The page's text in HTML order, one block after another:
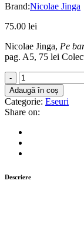
Brand:Nicolae Jinga
75.00 lei
Nicolae Jinga, Pe
pag. A5, 75 lei
Pe
baricade.
Prospecțiuni
teologico-
literare
quantity
Adaugă în coș
Categorie: Eseuri
Share on:
Descriere